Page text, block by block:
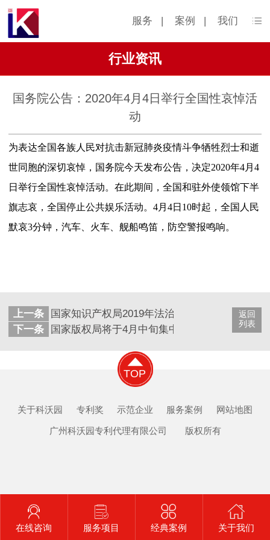
服务 | 案例 | 我们
行业资讯
国务院公告：2020年4月4日举行全国性哀悼活
动
为表达全国各族人民对抗击新冠肺炎疫情斗争牺牲烈士和逝
世同胞的深切哀悼，国务院今天发布公告，决定2020年4月4
日举行全国性哀悼活动。在此期间，全国和驻外使领馆下半
旗志哀，全国停止公共娱乐活动。4月4日10时起，全国人民
默哀3分钟，汽车、火车、舰船鸣笛，防空警报鸣响。
返回
列表
上一条
国家知识产权局2019年法治政府建设情况报告
下一条
国家版权局将于4月中旬集中开展版权宣传活动
TOP
关于科沃园 专利奖 示范企业 服务案例 网站地图
广州科沃园专利代理有限公司 版权所有
在线咨询 服务项目 经典案例 关于我们